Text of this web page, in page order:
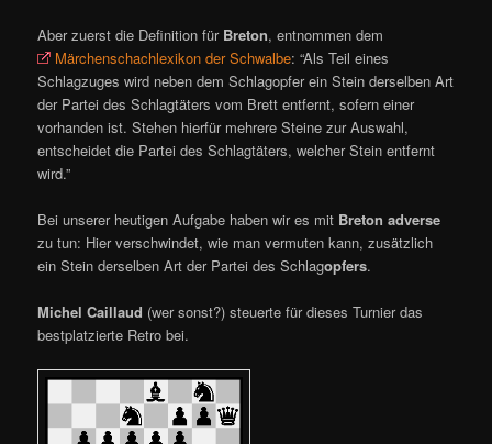
Aber zuerst die Definition für Breton, entnommen dem
Märchenschachlexikon der Schwalbe: “Als Teil eines
Schlagzuges wird neben dem Schlagopfer ein Stein derselben Art
der Partei des Schlagtäters vom Brett entfernt, sofern einer
vorhanden ist. Stehen hierfür mehrere Steine zur Auswahl,
entscheidet die Partei des Schlagtäters, welcher Stein entfernt
wird.”
Bei unserer heutigen Aufgabe haben wir es mit Breton adverse
zu tun: Hier verschwindet, wie man vermuten kann, zusätzlich
ein Stein derselben Art der Partei des Schlagopfers.
Michel Caillaud (wer sonst?) steuerte für dieses Turnier das
bestplatzierte Retro bei.